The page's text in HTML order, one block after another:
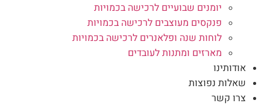
יומנים שבועיים לרכישה בכמויות
פנקסים מעוצבים לרכישה בכמויות
לוחות שנה ופלאנרים לרכישה בכמויות
מארזים ומתנות לעובדים
אודותינו
שאלות נפוצות
צרו קשר